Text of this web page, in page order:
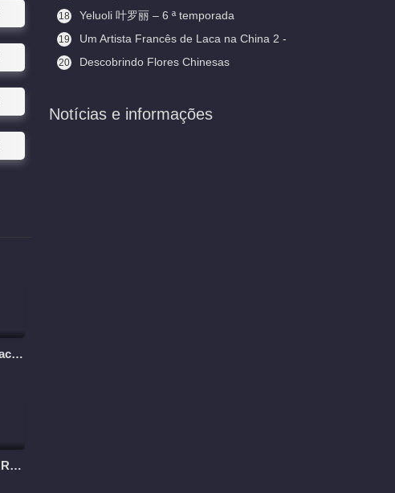
Garota Furacão
A Princesa Rebelde (Dublado)
primavera
18
Yeluoli 叶罗丽 – 6 ª temporada
(Legendado)
19
Um Artista Francês de Laca na China 2 -
Aceitando Aprendizes
20
Descobrindo Flores Chinesas
Notícias e informações